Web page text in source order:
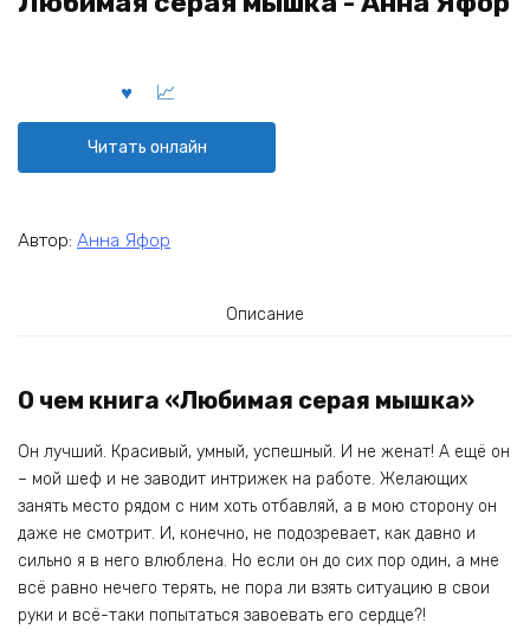
Читать онлайн
Автор: Анна Яфор
Описание
О чем книга «Любимая серая мышка»
Он лучший. Красивый, умный, успешный. И не женат! А ещё он
– мой шеф и не заводит интрижек на работе. Желающих
занять место рядом с ним хоть отбавляй, а в мою сторону он
даже не смотрит. И, конечно, не подозревает, как давно и
сильно я в него влюблена. Но если он до сих пор один, а мне
всё равно нечего терять, не пора ли взять ситуацию в свои
руки и всё-таки попытаться завоевать его сердце?!